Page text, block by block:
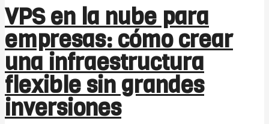
VPS en la nube para
empresas: cómo crear
una infraestructura
flexible sin grandes
inversiones